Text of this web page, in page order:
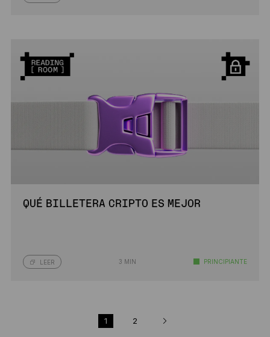
QUÉ BILLETERA CRIPTO ES MEJOR
LEER 3 MIN PRINCIPIANTE
1 2